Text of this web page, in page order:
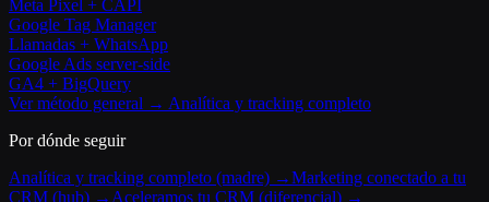
Meta Pixel + CAPI
Google Tag Manager
Llamadas + WhatsApp
Google Ads server-side
GA4 + BigQuery
Ver método general → Analítica y tracking completo
Por dónde seguir
Analítica y tracking completo (madre) →Marketing conectado a tu
CRM (hub) → Aceleramos tu CRM (diferencial) →